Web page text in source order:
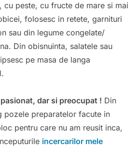
cu peste, cu fructe de mare si mai
folosesc in retete, garnituri
sau din legume congelate/
Din obisnuinta, salatele sau
pe masa de langa
dar si preocupat ! Din
pozele preparatelor facute in
pentru care nu am reusit inca,
incercarilor mele